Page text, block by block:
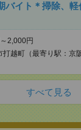
バイト＊掃除、
2,000円
打越町（最寄り駅：京
すべて見る